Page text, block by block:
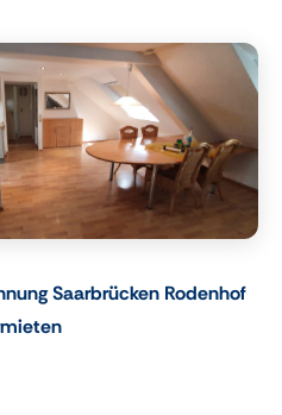
Saarbrücken Rodenhof